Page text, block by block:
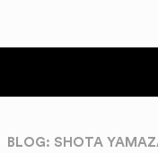
BLOG: SHOTA